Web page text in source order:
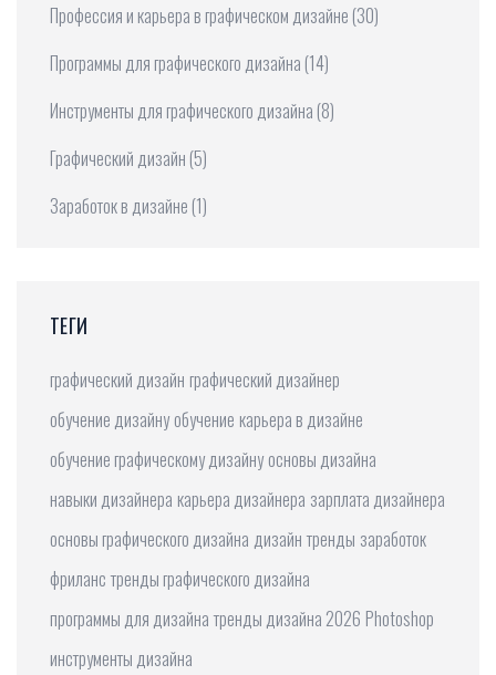
Профессия и карьера в графическом дизайне (30)
Программы для графического дизайна (14)
Инструменты для графического дизайна (8)
Графический дизайн (5)
Заработок в дизайне (1)
ТЕГИ
графический дизайн графический дизайнер
обучение дизайну обучение карьера в дизайне
обучение графическому дизайну основы дизайна
навыки дизайнера карьера дизайнера зарплата дизайнера
основы графического дизайна дизайн тренды заработок
фриланс тренды графического дизайна
программы для дизайна тренды дизайна 2026 Photoshop
инструменты дизайна